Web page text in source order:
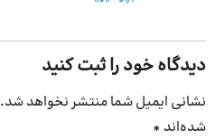
دیدگاه خود را ثبت کنید
نشانی ایمیل شما منتشر نخواهد شد.
شده‌اند *